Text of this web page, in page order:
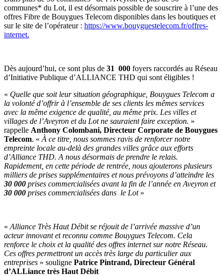
communes* du Lot, il est désormais possible de souscrire à l’une des
offres Fibre de Bouygues Telecom disponibles dans les boutiques et
sur le site de l’opérateur : https://www.bouyguestelecom.fr/offres-
internet.
Dès aujourd’hui, ce sont plus de 31 000 foyers raccordés au Réseau
d’Initiative Publique d’ALLIANCE THD qui sont éligibles !
« Quelle que soit leur situation géographique, Bouygues Telecom a
la volonté d’offrir à l’ensemble de ses clients les mêmes services
avec la même exigence de qualité, au même prix. Les villes et
villages de l’Aveyron et du Lot ne sauraient faire exception. »
rappelle Anthony Colombani, Directeur Corporate de Bouygues
Telecom. « À ce titre, nous sommes ravis de renforcer notre
empreinte locale au-delà des grandes villes grâce aux efforts
d’Alliance THD. A nous désormais de prendre le relais.
Rapidement, en cette période de rentrée, nous ajouterons plusieurs
milliers de prises supplémentaires et nous prévoyons d’atteindre les
30 000 prises commercialisées avant la fin de l’année en Aveyron et
30 000 prises commercialisées dans le Lot»
« Alliance Très Haut Débit se réjouit de l’arrivée massive d’un
acteur innovant et reconnu comme Bouygues Telecom. Cela
renforce le choix et la qualité des offres internet sur notre Réseau.
Ces offres permettront un accès très large du particulier aux
entreprises » souligne Patrice Pintrand, Directeur Général
d’ALLiance très Haut Débit